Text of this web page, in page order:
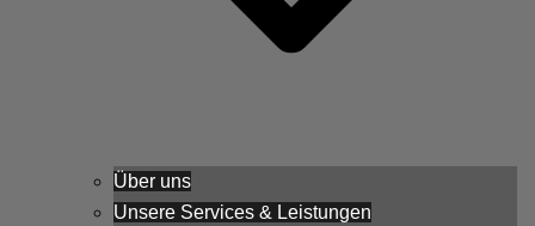
Über uns
Unsere Services & Leistungen